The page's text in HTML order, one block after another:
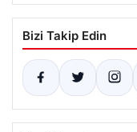
Bizi Takip Edin